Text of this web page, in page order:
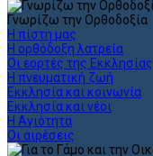
Γνωρίζω την Ορθοδοξία
Η πίστη μας
Η ορθόδοξη λατρεία
Οι εορτές της Εκκλησίας
Η πνευματική ζωή
Εκκλησία και κοινωνία
Εκκλησία και νέοι
Η Αγιότητα
Οι αιρέσεις